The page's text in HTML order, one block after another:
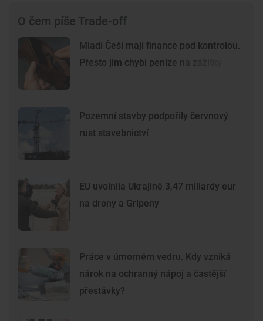
O čem píše Trade-off
Mladí Češi mají finance pod kontrolou.
Přesto jim chybí peníze na zážitky
Pozemní stavby podpořily červnový
růst stavebnictví
EU uvolnila Ukrajině 3,47 miliardy eur
na drony a Gripeny
Práce v úmorném vedru. Kdy vzniká
nárok na ochranný nápoj a častější
přestávky?